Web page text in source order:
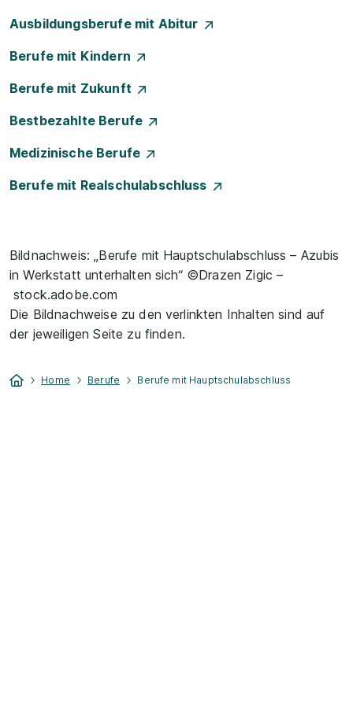
Ausbildungsberufe mit Abitur
Berufe mit Kindern
Berufe mit Zukunft
Bestbezahlte Berufe
Medizinische Berufe
Berufe mit Realschulabschluss
Bildnachweis: „Berufe mit Hauptschulabschluss – Azubis
in Werkstatt unterhalten sich“ ©Drazen Zigic –
stock.adobe.com
Die Bildnachweise zu den verlinkten Inhalten sind auf
der jeweiligen Seite zu finden.
Home Berufe Berufe mit Hauptschulabschluss